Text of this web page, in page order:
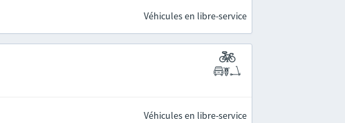
Véhicules en libre-service
Véhicules en libre-service